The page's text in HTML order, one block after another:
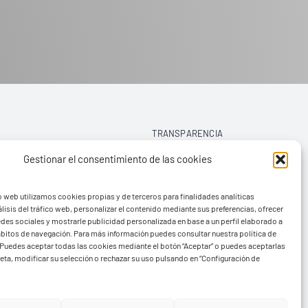
Gestionar el consentimiento de las cookies
web utilizamos cookies propias y de terceros para finalidades analíticas
del tráfico web, personalizar el contenido mediante sus preferencias, ofrecer
sociales y mostrarle publicidad personalizada en base a un perfil elaborado a
de navegación. Para más información puedes consultar nuestra política de
Puedes aceptar todas las cookies mediante el botón “Aceptar” o puedes aceptarlas
modificar su selección o rechazar su uso pulsando en “Configuración de
TRANSPARENCIA
AVISO LEGAL
POLÍTICA DE PRIVACIDAD
POLÍTICA DE COOKIES (UE)